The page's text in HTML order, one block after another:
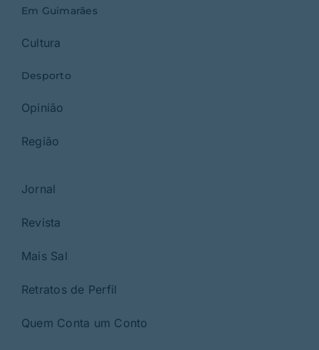
Em Guimarães
Cultura
Desporto
Opinião
Região
Jornal
Revista
Mais Sal
Retratos de Perfil
Quem Conta um Conto